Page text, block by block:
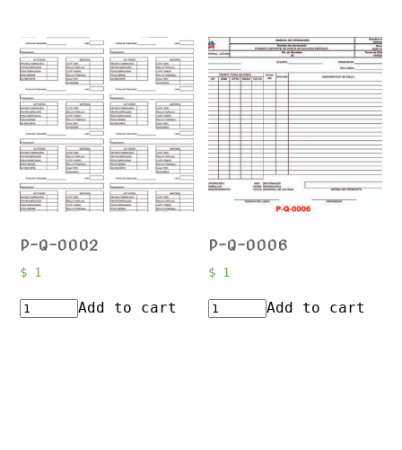
P-Q-0002
$1
Add to cart
P-Q-0006
$ 1
Add to cart